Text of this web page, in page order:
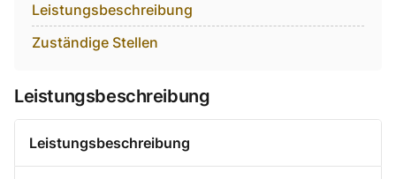
Leistungsbeschreibung
Zuständige Stellen
Leistungsbeschreibung
Leistungsbeschreibung